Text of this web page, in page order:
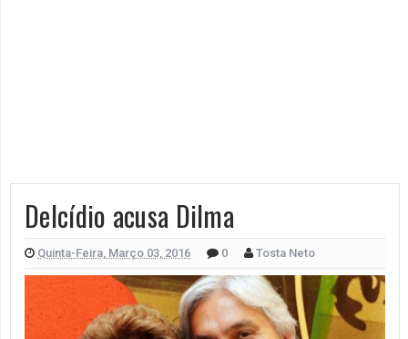
Delcídio acusa Dilma
Quinta-Feira, Março 03, 2016 0 Tosta Neto